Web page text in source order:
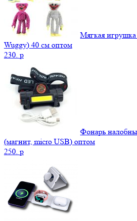
Мягкая
Wuggy) 40 см оптом
230. p
Фонарь
(магнит, micro USB) оптом
250. p